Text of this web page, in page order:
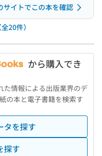
サイトでこの本を確認
20件）
から購入でき
た情報による出版業界のデ
の本と電子書籍を検索す
タを探す
探す